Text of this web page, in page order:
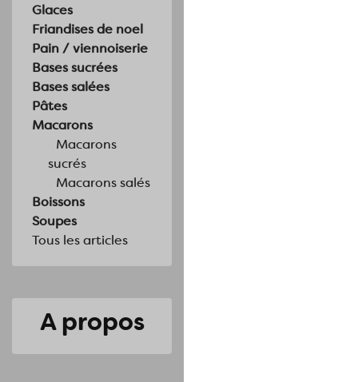
Glaces
Friandises de noel
Pain / viennoiserie
Bases sucrées
Bases salées
Pâtes
Macarons
Macarons
sucrés
Macarons salés
Boissons
Soupes
Tous les articles
A propos